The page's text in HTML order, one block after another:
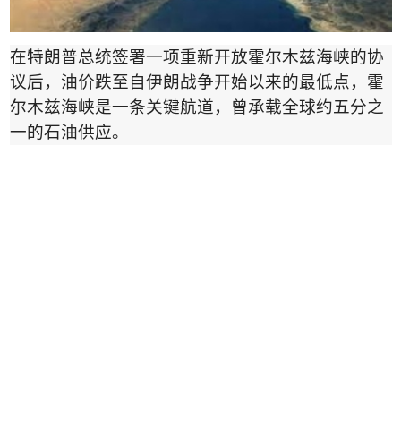
在特朗普总统签署一项重新开放霍尔木兹海峡的协
议后，油价跌至自伊朗战争开始以来的最低点，霍
尔木兹海峡是一条关键航道，曾承载全球约五分之
一的石油供应。